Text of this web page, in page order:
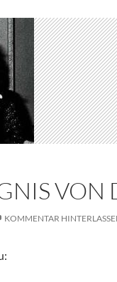
VON
KOMMENTAR